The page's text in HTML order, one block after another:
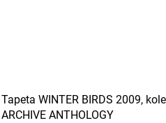
Tapeta WINTER BIRDS 2009,
ARCHIVE ANTHOLOGY